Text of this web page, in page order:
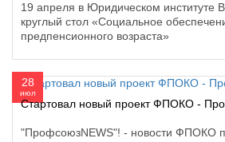
19 апреля в Юридическом институте
круглый стол «Социальное
предпенсионного возраста»
28
июл
Стартовал новый проект ФПОКО -
"ПрофсоюзNEWS"! - новости ФПОКО